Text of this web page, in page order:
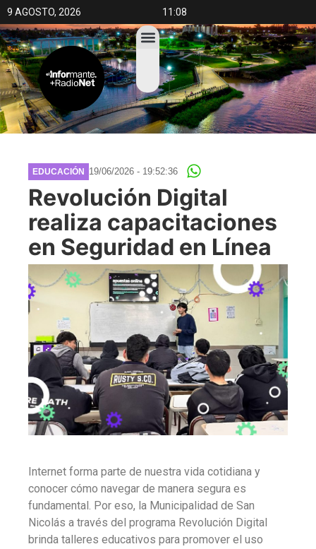
9 AGOSTO, 2026 11:08
EDUCACIÓN 19/06/2026 - 19:52:36
Revolución Digital
realiza capacitaciones
en Seguridad en Línea
Internet forma parte de nuestra vida cotidiana y
conocer cómo navegar de manera segura es
fundamental. Por eso, la Municipalidad de San
Nicolás a través del programa Revolución Digital
brinda talleres educativos para promover el uso